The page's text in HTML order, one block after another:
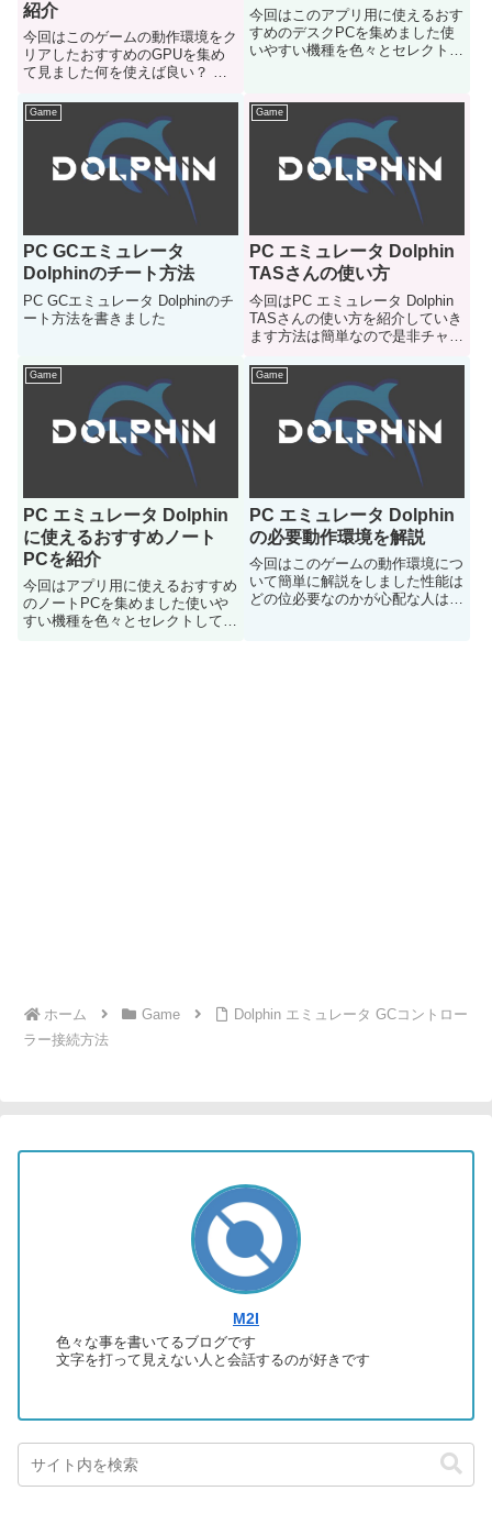
紹介
今回はこのゲームの動作環境をク
リアしたおすすめのGPUを集め
て見ました何を使えば良い？ 目
はご参考にどうぞ
今回はこのアプリ用に使えるおす
すめのデスクPCを集めました使
いやすい機種を色々とセレクトし
Game
PC GCエミュレータ
Dolphinのチート方法
PC GCエミュレータ Dolphinのチ
ート方法を書きました
Game
PC エミュレータ Dolphin
TASさんの使い方
今回はPC エミュレータ Dolphin
TASさんの使い方を紹介していき
ます方法は簡単なので是非チャレ
Game
PC エミュレータ Dolphin
に使えるおすすめノート
PCを紹介
今回はアプリ用に使えるおすすめ
のノートPCを集めました使いや
すい機種を色々とセレクトしてみ
Game
PC エミュレータ Dolphin
の必要動作環境を解説
今回はこのゲームの動作環境につ
いて簡単に解説をしました性能は
どの位必要なのかが心配な人はご
ホーム Game
Dolphin エミュレータ GCコントロー
ラー接続方法
M2I
色々な事を書いてるブログです
文字を打って見えない人と会話するのが好きです